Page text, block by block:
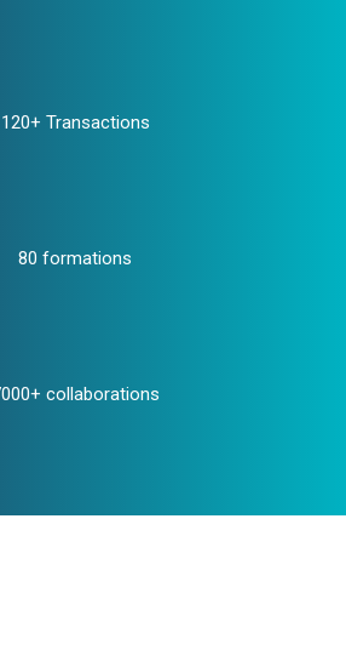
120+ Transactions
80 formations
collaborations